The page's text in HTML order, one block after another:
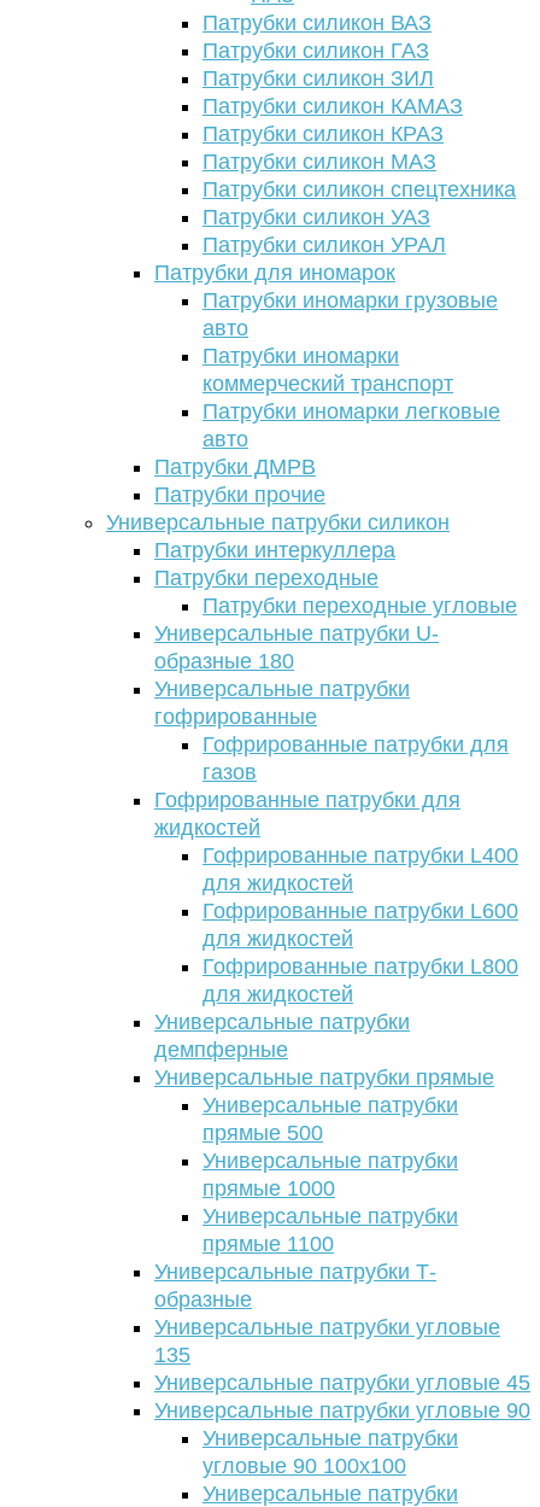
Патрубки силикон ВАЗ
Патрубки силикон ГАЗ
Патрубки силикон ЗИЛ
Патрубки силикон КАМАЗ
Патрубки силикон КРАЗ
Патрубки силикон МАЗ
Патрубки силикон спецтехника
Патрубки силикон УАЗ
Патрубки силикон УРАЛ
Патрубки для иномарок
Патрубки иномарки грузовые
авто
Патрубки иномарки
коммерческий транспорт
Патрубки иномарки легковые
авто
Патрубки ДМРВ
Патрубки прочие
Универсальные патрубки силикон
Патрубки интеркуллера
Патрубки переходные
Патрубки переходные угловые
Универсальные патрубки U-
образные 180
Универсальные патрубки
гофрированные
Гофрированные патрубки для
газов
Гофрированные патрубки для
жидкостей
Гофрированные патрубки L400
для жидкостей
Гофрированные патрубки L600
для жидкостей
Гофрированные патрубки L800
для жидкостей
Универсальные патрубки
демпферные
Универсальные патрубки прямые
Универсальные патрубки
прямые 500
Универсальные патрубки
прямые 1000
Универсальные патрубки
прямые 1100
Универсальные патрубки Т-
образные
Универсальные патрубки угловые
135
Универсальные патрубки угловые 45
Универсальные патрубки угловые 90
Универсальные патрубки
угловые 90 100х100
Универсальные патрубки